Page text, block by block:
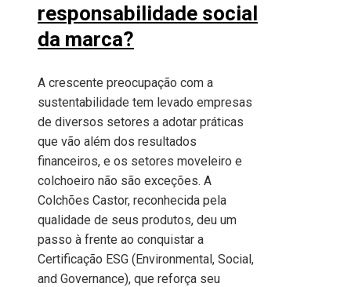
responsabilidade social
da marca?
A crescente preocupação com a
sustentabilidade tem levado empresas
de diversos setores a adotar práticas
que vão além dos resultados
financeiros, e os setores moveleiro e
colchoeiro não são exceções. A
Colchões Castor, reconhecida pela
qualidade de seus produtos, deu um
passo à frente ao conquistar a
Certificação ESG (Environmental, Social,
and Governance), que reforça seu